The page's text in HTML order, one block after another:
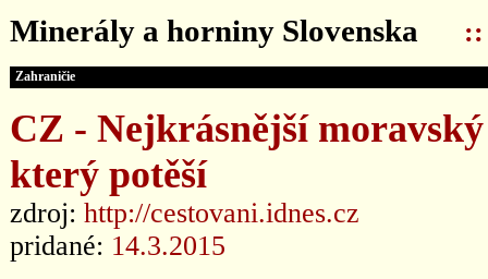
Minerály a horniny Slovenska ::
Zahraničie
CZ - Nejkrásnější
který potěší
zdroj: http://cestovani.idnes.cz
pridané: 14.3.2015